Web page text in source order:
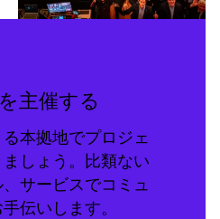
主催する
本拠地でプロジェ
しょう。比類ない
サービスでコミュ
伝いします。